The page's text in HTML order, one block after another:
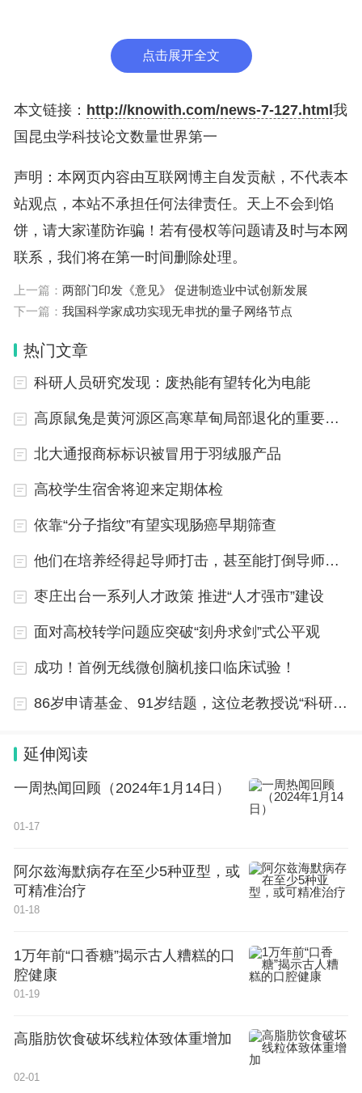
效果。由戈峰带领的山东省农业科学院“生态调控创
新”团队通过反复调研、观察和对比试验，筛选出能
物。在田间种植蛇床草后，可形成繁育和贮存田间害
虫自然天敌的“生态岛”，形成“以草养虫，以虫治
虫”的效果。
戈峰表示：“上述方案不仅能稳定农作物产量、提升
农产品质量、增加农民的收入，还能大幅减少化学农
药的使用，形成良性循环，实现保证粮食安全、保护
环境安全和提升农产品质量、提高产业效益的双保、
双提。”
在“生态系统服务评估及生态产品价值实现机制”主题
报告中，欧阳志云表示，生态服务功能是生态保护与
经济建设的重要基础，要建立农业生态系统生态服务
此次大会发布了“济南宣言”，旨在突破农业绿色投入
领域的技术瓶颈，着力发展以生态防控为基础的绿色
防控措施，减少化学农药的使用，构建支撑现代生态
农业绿色发展的创新技术体系，端牢、端好我们自己
少不合理的化学农药使用；基于大数据平台构建消费
体系；通过生态设计，建设花园式农田，增加生物多
样性，并构建起农业生态服务功能新的评价体系。
（本报记者 王延斌 通讯员 李才林）
点击展开全文
本文链接： http://knowith.com/news-7-127.html 我
国昆虫学科技论文数量世界第一
声明：本网页内容由互联网博主自发贡献，不代表本
站观点，本站不承担任何法律责任。天上不会到馅
饼，请大家谨防诈骗！若有侵权等问题请及时与本网
联系，我们将在第一时间删除处理。
上一篇： 两部门印发《意见》 促进制造业中试创新发展
下一篇： 我国科学家成功实现无串扰的量子网络节点
热门文章
科研人员研究发现：废热能有望转化为电能
高原鼠兔是黄河源区高寒草甸局部退化的重要影响因素
北大通报商标标识被冒用于羽绒服产品
高校学生宿舍将迎来定期体检
依靠“分子指纹”有望实现肠癌早期筛查
他们在培养经得起导师打击，甚至能打倒导师的“拳击手”
枣庄出台一系列人才政策 推进“人才强市”建设
面对高校转学问题应突破“刻舟求剑”式公平观
成功！首例无线微创脑机接口临床试验！
86岁申请基金、91岁结题，这位老教授说“科研使人快乐”
延伸阅读
一周热闻回顾（2024年1月14日）
01-17
阿尔兹海默病存在至少5种亚型，或
可精准治疗
01-18
1万年前“口香糖”揭示古人糟糕的口
腔健康
01-19
高脂肪饮食破坏线粒体致体重增加
02-01